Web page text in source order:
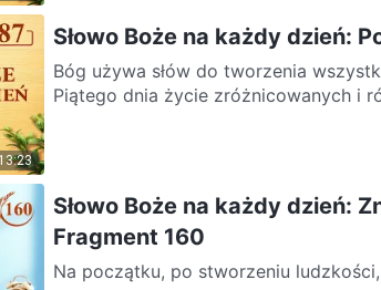
13:23
Słowo Boże na każdy dzień:
Bóg używa słów do tworzenia
Piątego dnia życie zróżnicowanych i
Słowo Boże na każdy dzień:
Fragment 160
Na początku, po stworzeniu